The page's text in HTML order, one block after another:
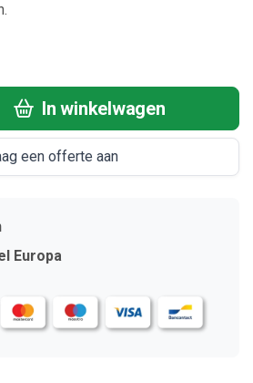
In winkelwagen
een offerte aan
Europa